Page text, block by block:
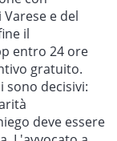
e del
il
entro 24 ore
gratuito.
sono decisivi:
deve essere